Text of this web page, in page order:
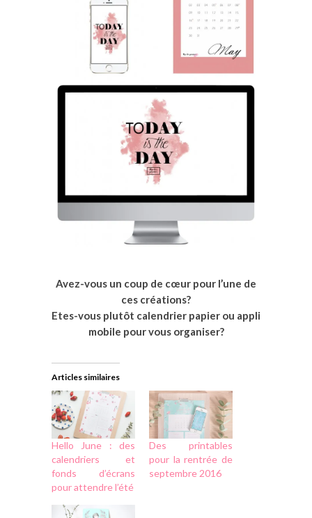
Avez-vous un coup de cœur pour l’une de
ces créations?
Etes-vous plutôt calendrier papier ou appli
mobile pour vous organiser?
Articles similaires
Hello June : des
calendriers et
fonds d’écrans
pour attendre l’été
Des printables
pour la rentrée de
septembre 2016